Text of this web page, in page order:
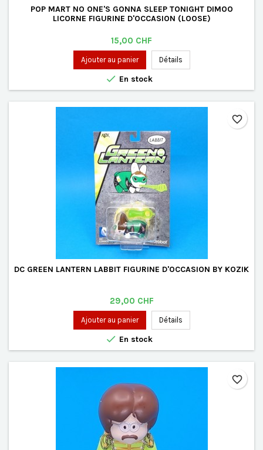
POP MART NO ONE'S GONNA SLEEP TONIGHT DIMOO
LICORNE FIGURINE D'OCCASION (LOOSE)
Prix
15,00 CHF
Ajouter au panier Détails
 En stock
DC GREEN LANTERN LABBIT FIGURINE D'OCCASION BY KOZIK
Prix
29,00 CHF
Ajouter au panier Détails
 En stock
favorite_border
favorite_border